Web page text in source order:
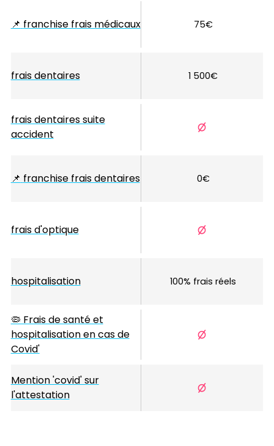
📌 franchise frais médicaux 75€
frais dentaires 1 500€
frais dentaires suite
accident
📌 franchise frais dentaires 0€
frais d'optique
hospitalisation 100% frais réels
🦠 Frais de santé et
hospitalisation en cas de
Covid'
Mention 'covid' sur
l'attestation